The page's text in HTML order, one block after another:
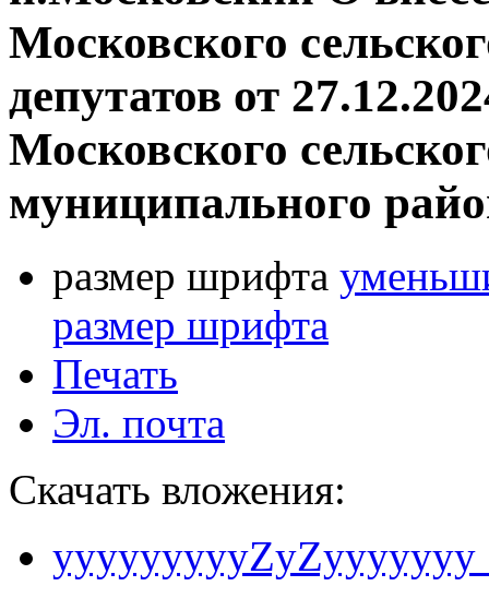
Московского
депутатов от
Московского
муниципального
размер шрифта
размер шрифта
Печать
Эл. почта
Скачать вложения: